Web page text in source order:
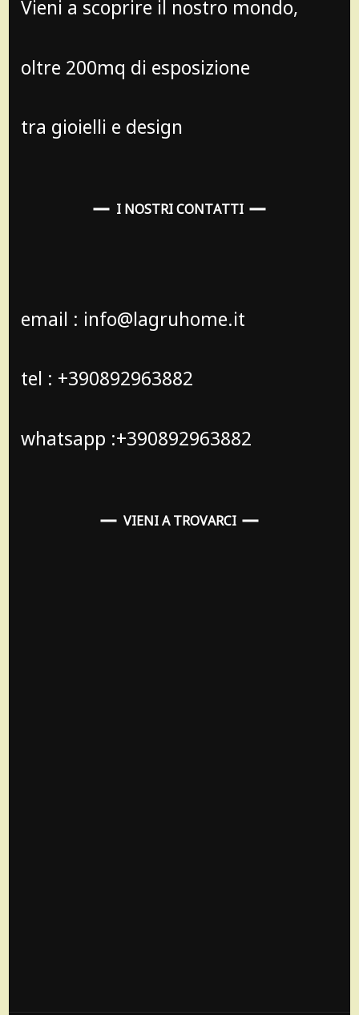
Vieni a scoprire il nostro mondo,
oltre 200mq di esposizione
tra gioielli e design
I NOSTRI CONTATTI
email : info@lagruhome.it
tel : +390892963882
whatsapp :+390892963882
VIENI A TROVARCI